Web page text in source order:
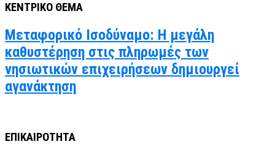
ΚΕΝΤΡΙΚΟ ΘΕΜΑ
Μεταφορικό Ισοδύναμο: Η μεγάλη
καθυστέρηση στις πληρωμές των
νησιωτικών επιχειρήσεων δημιουργεί
αγανάκτηση
ΕΠΙΚΑΙΡΟΤΗΤΑ